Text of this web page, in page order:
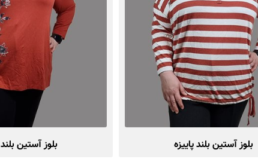
بلوز آستین بلند پاییزه بلوز آستین بلند